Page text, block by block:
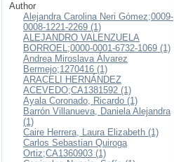
Author
Alejandra Carolina Neri Gómez;0009-
0008-1221-2269 (1)
ALEJANDRO VALENZUELA
BORROEL;0000-0001-6732-1069 (1)
Andrea Miroslava Álvarez
Bermejo;1270416 (1)
ARACELI HERNÁNDEZ
ACEVEDO;CA1381592 (1)
Ayala Coronado, Ricardo (1)
Barrón Villanueva, Daniela Alejandra
(1)
Caire Herrera, Laura Elizabeth (1)
Carlos Sebastian Quiroga
Ortiz;CA1360903 (1)